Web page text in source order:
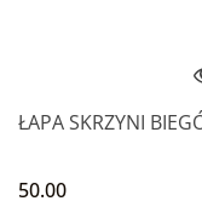
ŁAPA SKRZYNI
50.00